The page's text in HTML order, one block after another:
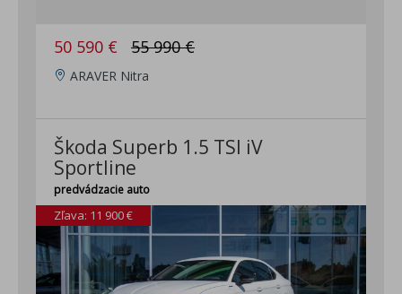
50 590 € 55 990 €
ARAVER Nitra
Škoda Superb 1.5 TSI iV
Sportline
predvádzacie auto
Zľava: 11 900 €